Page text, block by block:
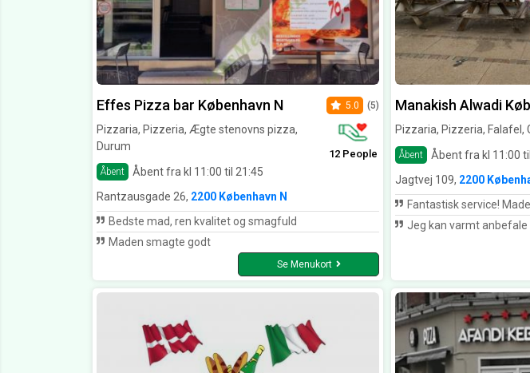
Effes Pizza bar København N
Pizzaria, Pizzeria, Ægte stenovns pizza,
Durum
Åbent Åbent fra kl 11:00 til 21:45
5.0 (5)
12 People
Rantzausgade 26, 2200 København N
Bedste mad, ren kvalitet og smagfuld
Maden smagte godt
Se Menukort
Manakish Alwadi
Pizzaria, Pizzeria, Falafel,
Åbent Åbent fra kl 11:00
Jagtvej 109, 2200
Fantastisk service! Maden var god og mættende. Deres
Jeg kan varmt anbefale dette spisested.